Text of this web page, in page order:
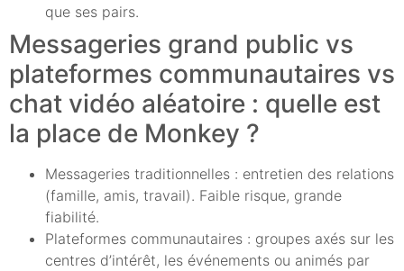
que ses pairs.
Messageries grand public vs
plateformes communautaires vs
chat vidéo aléatoire : quelle est
la place de Monkey ?
Messageries traditionnelles : entretien des relations
(famille, amis, travail). Faible risque, grande
fiabilité.
Plateformes communautaires : groupes axés sur les
centres d’intérêt, les événements ou animés par